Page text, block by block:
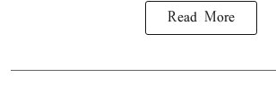
Read More